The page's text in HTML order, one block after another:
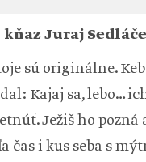
kňaz Juraj
sú originálne.
Kajaj sa, lebo…
Ježiš ho pozná
čas i kus seba s